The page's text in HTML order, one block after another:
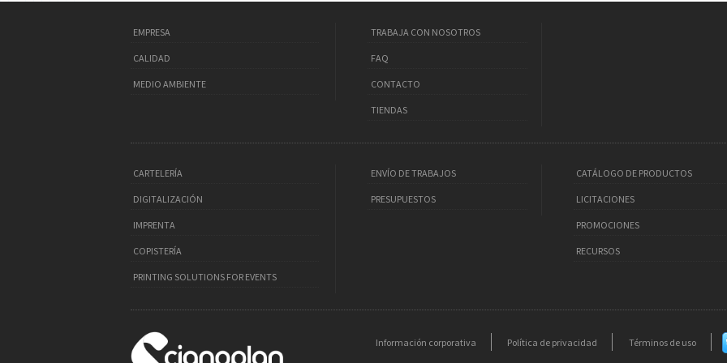
EMPRESA
CALIDAD
MEDIO AMBIENTE
TRABAJA CON NOSOTROS
FAQ
CONTACTO
TIENDAS
CARTELERÍA
DIGITALIZACIÓN
IMPRENTA
COPISTERÍA
PRINTING SOLUTIONS FOR EVENTS
ENVÍO DE TRABAJOS
PRESUPUESTOS
CATÁLOGO DE PRODUCTOS
LICITACIONES
PROMOCIONES
RECURSOS
Información corporativa Política de privacidad Términos de uso